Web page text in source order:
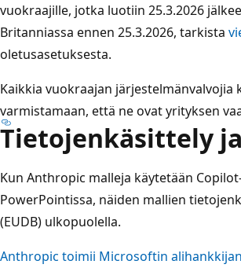
vuokraajille, jotka luotiin 25.3.2026
Britanniassa ennen 25.3.2026, tarkista
oletusasetuksesta.
Kaikkia vuokraajan
varmistamaan, että ne ovat yrityksen
Tietojenkäsittely
Kun Anthropic malleja käytetään
PowerPointissa, näiden mallien
(EUDB) ulkopuolella.
Anthropic toimii Microsoftin